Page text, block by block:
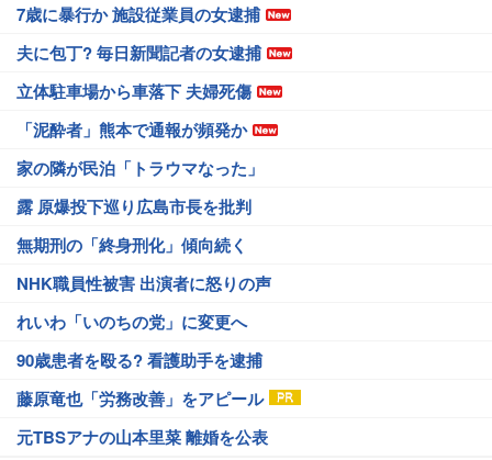
7歳に暴行か 施設従業員の女逮捕
夫に包丁? 毎日新聞記者の女逮捕
立体駐車場から車落下 夫婦死傷
「泥酔者」熊本で通報が頻発か
家の隣が民泊「トラウマなった」
露 原爆投下巡り広島市長を批判
無期刑の「終身刑化」傾向続く
NHK職員性被害 出演者に怒りの声
れいわ「いのちの党」に変更へ
90歳患者を殴る? 看護助手を逮捕
藤原竜也「労務改善」をアピール
元TBSアナの山本里菜 離婚を公表